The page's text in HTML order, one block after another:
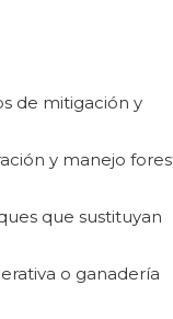
de mitigación y
y manejo
que sustituyan
o ganadería